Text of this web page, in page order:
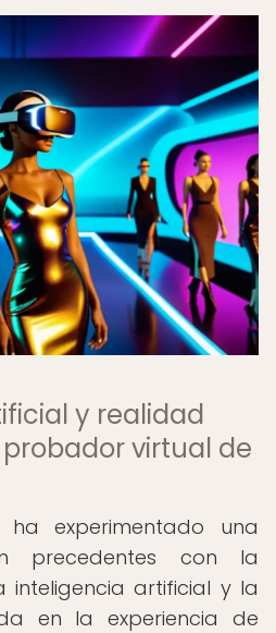
y realidad
virtual de
experimentado una
precedentes con la
inteligencia artificial y la
en la experiencia de